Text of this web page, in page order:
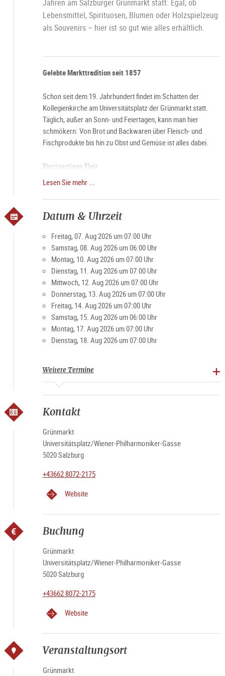
Jahren am Salzburger Grünmarkt statt. Egal, ob
Lebensmittel, Spirituosen, Blumen oder Holzspielzeug
als Souvenirs – hier ist so gut wie alles erhältlich.
Gelebte Markttradition seit 1857
Schon seit dem 19. Jahrhundert findet im Schatten der
Kollegienkirche am Universitätsplatz der Grünmarkt statt.
Täglich, außer an Sonn- und Feiertagen, kann man hier
schmökern: Von Brot und Backwaren über Fleisch- und
Fischprodukte bis hin zu Obst und Gemüse ist alles dabei.
Einzigartiges Flair
besondere Aura. Dann, wenn die Stände des Marktes schon
um 6 Uhr morgens ihre Pforten öffnen und die Stadt langsam
Besucher und Einheimische schätzen den Markt für die
gemütliche Atmosphäre. Vor allem am Wochenende ist der
Platz ein beliebter Treffpunkt für Jung und Alt.
Spezialitäten: Landwirtschaftliche Produkte, Brot, Gebäck,
Fleisch und Verarbeitungsprodukte, Obst, Gemüse,
Spirituosen
Marktzeiten
Feiertage)
Lesen Sie mehr ...
Datum & Uhrzeit
Freitag, 07. Aug 2026 um 07:00 Uhr
Samstag, 08. Aug 2026 um 06:00 Uhr
Montag, 10. Aug 2026 um 07:00 Uhr
Dienstag, 11. Aug 2026 um 07:00 Uhr
Mittwoch, 12. Aug 2026 um 07:00 Uhr
Donnerstag, 13. Aug 2026 um 07:00 Uhr
Freitag, 14. Aug 2026 um 07:00 Uhr
Samstag, 15. Aug 2026 um 06:00 Uhr
Montag, 17. Aug 2026 um 07:00 Uhr
Dienstag, 18. Aug 2026 um 07:00 Uhr
Weitere Termine
Kontakt
Grünmarkt
Universitätsplatz/Wiener-Philharmoniker-Gasse
5020 Salzburg
+43662 8072-2175
Website
Buchung
Grünmarkt
Universitätsplatz/Wiener-Philharmoniker-Gasse
5020 Salzburg
+43662 8072-2175
Website
Veranstaltungsort
Grünmarkt